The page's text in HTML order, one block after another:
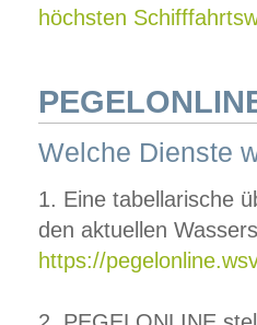
höchsten
Welche Dienste
1. Eine tabellarische
den aktuellen
https://